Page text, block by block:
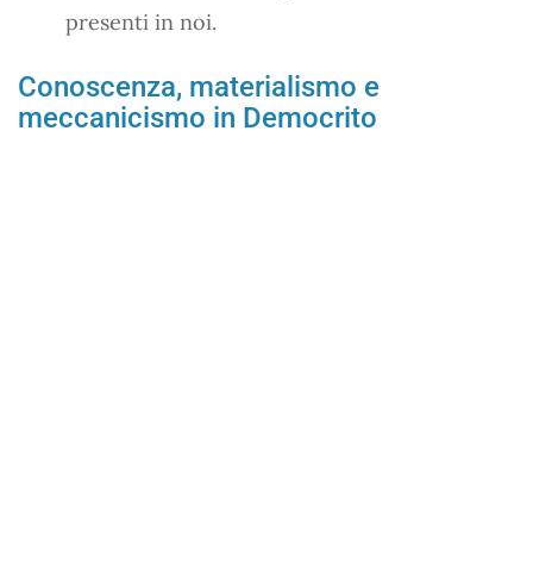
presenti in noi.
Conoscenza, materialismo e
meccanicismo in Democrito